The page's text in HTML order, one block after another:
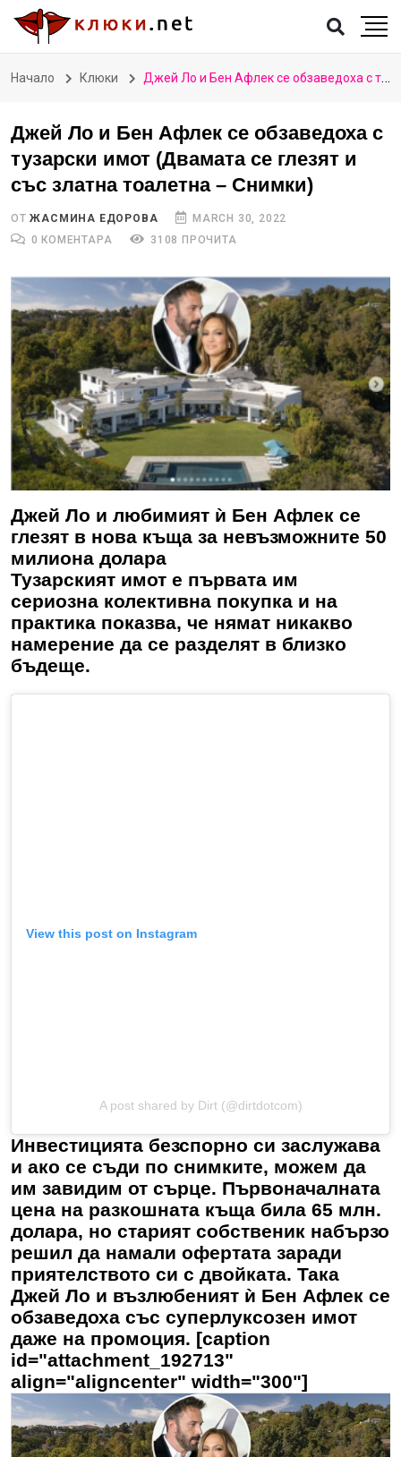
Начало Клюки Джей Ло и Бен Афлек се обзаведоха с тузарски имот (Двамата се глезят и със златна тоалетна – Снимки)
Джей Ло и Бен Афлек се обзаведоха с
тузарски имот (Двамата се глезят и
със златна тоалетна – Снимки)
ОТЖАСМИНА ЕДОРОВА
MARCH 30, 2022
0 КОМЕНТАРА
3108 ПРОЧИТА
Джей Ло и любимият ѝ Бен Афлек се
глезят в нова къща за невъзможните 50
милиона долара
Тузарският имот е първата им
сериозна колективна покупка и на
практика показва, че нямат никакво
намерение да се разделят в близко
бъдеще.
View this post on Instagram
A post shared by Dirt (@dirtdotcom)
Инвестицията безспорно си заслужава
и ако се съди по снимките, можем да
им завидим от сърце. Първоначалната
цена на разкошната къща била 65 млн.
долара, но старият собственик набързо
решил да намали офертата заради
приятелството си с двойката. Така
Джей Ло и възлюбеният ѝ Бен Афлек се
обзаведоха със суперлуксозен имот
даже на промоция. [caption
id="attachment_192713"
align="aligncenter" width="300"]